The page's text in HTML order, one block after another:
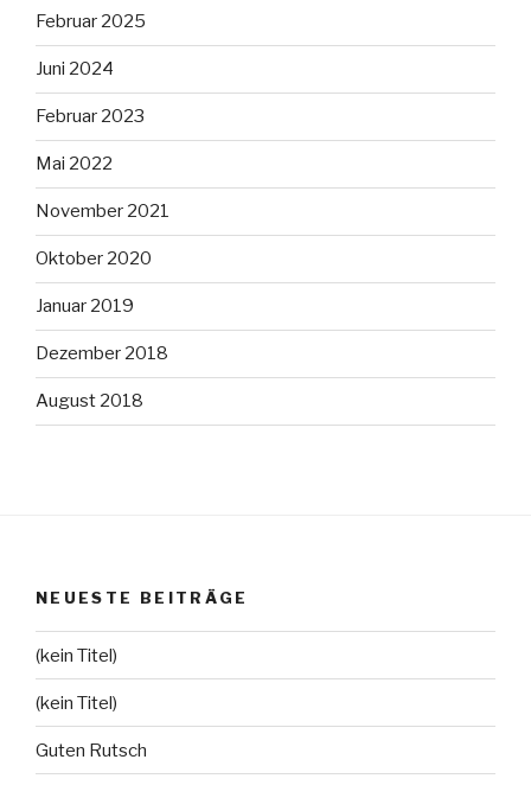
Februar 2025
Juni 2024
Februar 2023
Mai 2022
November 2021
Oktober 2020
Januar 2019
Dezember 2018
August 2018
NEUESTE BEITRÄGE
(kein Titel)
(kein Titel)
Guten Rutsch